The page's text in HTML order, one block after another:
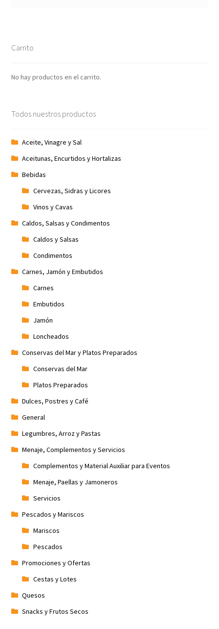
Carrito
No hay productos en el carrito.
Todos nuestros productos
Aceite, Vinagre y Sal
Aceitunas, Encurtidos y Hortalizas
Bebidas
Cervezas, Sidras y Licores
Vinos y Cavas
Caldos, Salsas y Condimentos
Caldos y Salsas
Condimentos
Carnes, Jamón y Embutidos
Carnes
Embutidos
Jamón
Loncheados
Conservas del Mar y Platos Preparados
Conservas del Mar
Platos Preparados
Dulces, Postres y Café
General
Legumbres, Arroz y Pastas
Menaje, Complementos y Servicios
Complementos y Material Auxiliar para Eventos
Menaje, Paellas y Jamoneros
Servicios
Pescados y Mariscos
Mariscos
Pescados
Promociones y Ofertas
Cestas y Lotes
Quesos
Snacks y Frutos Secos